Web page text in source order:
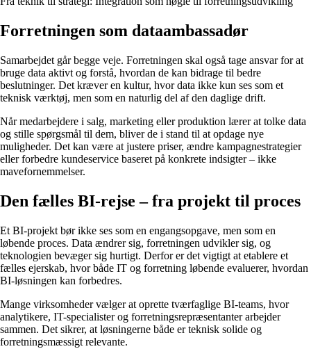
Forretningen som dataambassadør
Samarbejdet går begge veje. Forretningen skal også tage ansvar for at
bruge data aktivt og forstå, hvordan de kan bidrage til bedre
beslutninger. Det kræver en kultur, hvor data ikke kun ses som et
teknisk værktøj, men som en naturlig del af den daglige drift.
Når medarbejdere i salg, marketing eller produktion lærer at tolke data
og stille spørgsmål til dem, bliver de i stand til at opdage nye
muligheder. Det kan være at justere priser, ændre kampagnestrategier
eller forbedre kundeservice baseret på konkrete indsigter – ikke
mavefornemmelser.
Den fælles BI-rejse – fra projekt til proces
Et BI-projekt bør ikke ses som en engangsopgave, men som en
løbende proces. Data ændrer sig, forretningen udvikler sig, og
teknologien bevæger sig hurtigt. Derfor er det vigtigt at etablere et
fælles ejerskab, hvor både IT og forretning løbende evaluerer, hvordan
BI-løsningen kan forbedres.
Mange virksomheder vælger at oprette tværfaglige BI-teams, hvor
analytikere, IT-specialister og forretningsrepræsentanter arbejder
sammen. Det sikrer, at løsningerne både er teknisk solide og
forretningsmæssigt relevante.